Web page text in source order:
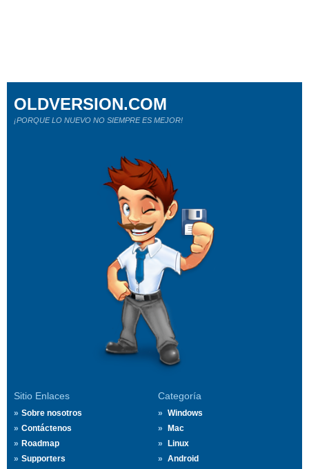
Sitio Enlaces
Sobre nosotros
Contáctenos
Roadmap
Supporters
Categoría
Windows
Mac
Linux
Android
OLDVERSION.COM
¡PORQUE LO NUEVO NO SIEMPRE ES MEJOR!